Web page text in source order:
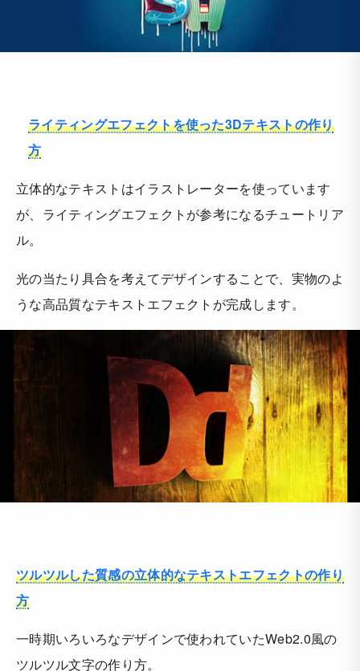
ライティングエフェクトを使った3Dテキストの作り
方
立体的なテキストはイラストレーターを使っています
が、ライティングエフェクトが参考になるチュートリア
ル。
光の当たり具合を考えてデザインすることで、実物のよ
うな高品質なテキストエフェクトが完成します。
ツルツルした質感の立体的なテキストエフェクトの作り
方
一時期いろいろなデザインで使われていたWeb2.0風の
ツルツル文字の作り方。